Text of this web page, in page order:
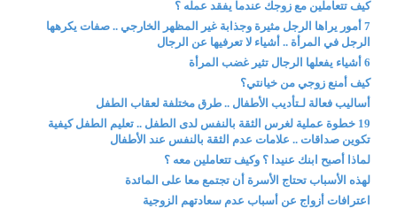
كيف تتعاملين مع زوجك عندما يفقد عمله ؟
7 أمور يراها الرجل مثيرة وجذابة غير المظهر الخارجي .. صفات يكرهها
الرجل في المرأة .. أشياء لا تعرفيها عن الرجال
6 أشياء يفعلها الرجال تثير غضب المرأة
كيف أمنع زوجي من خيانتي؟
أساليب فعالة لـتأديب الأطفال .. طرق مختلفة لعقاب الطفل
19 خطوة عملية لغرس الثقة بالنفس لدى الطفل .. تعليم الطفل كيفية
تكوين صداقات .. علامات عدم الثقة بالنفس عند الأطفال
لماذا أصبح ابنك عنيدا ؟ وكيف تتعاملين معه ؟
لهذه الأسباب تحتاج الأسرة أن تجتمع معا على المائدة
اعترافات أزواج عن أسباب عدم سعادتهم الزوجية